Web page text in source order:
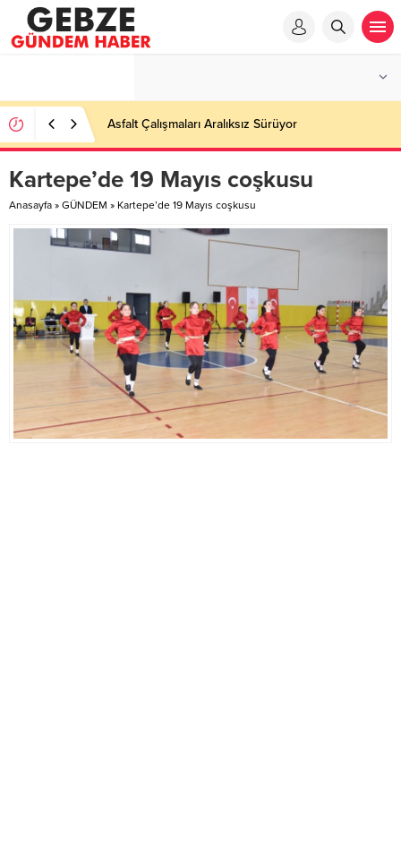
Ortaöğretime Geçiş Tercih ve Yerleştirme Kılavuzu
yayımlandı – Nefes Gazetesi – Kocaeli Haber
Kartepe’de 19 Mayıs coşkusu
Anasayfa » GÜNDEM » Kartepe’de 19 Mayıs coşkusu